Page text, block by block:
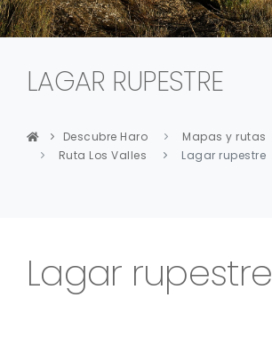
CONTACTO
LAGAR RUPESTRE
Descubre Haro Mapas y rutas
Ruta Los Valles
Lagar rupestre
Lagar rupestre